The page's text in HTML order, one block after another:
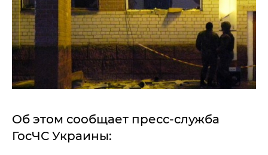
Об этом сообщает пресс-служба
ГосЧС Украины: